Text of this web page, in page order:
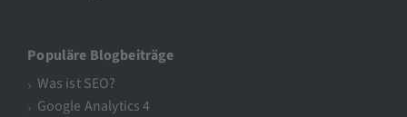
Populäre Blogbeiträge
Was ist SEO?
Google Analytics 4